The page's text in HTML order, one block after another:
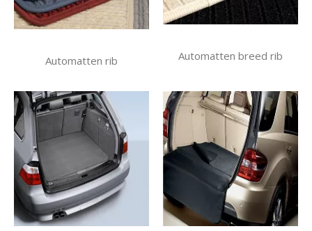
Automatten rib Automatten breed rib